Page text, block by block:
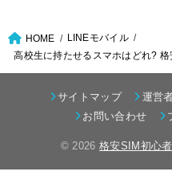
HOME
LINEモバイル
高校生に持たせるスマホはどれ?
サイトマップ
運営
お問い合わせ
© 2026格安SIM初心